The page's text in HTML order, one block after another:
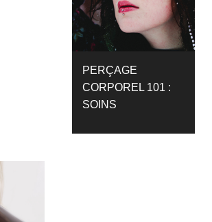
PERÇAGE
CORPOREL 101 :
SOINS